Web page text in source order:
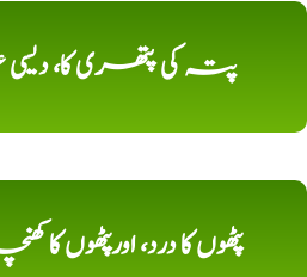
پتہ کی پتھری کا،
پٹھوں کا درد، اورپٹھوں کا